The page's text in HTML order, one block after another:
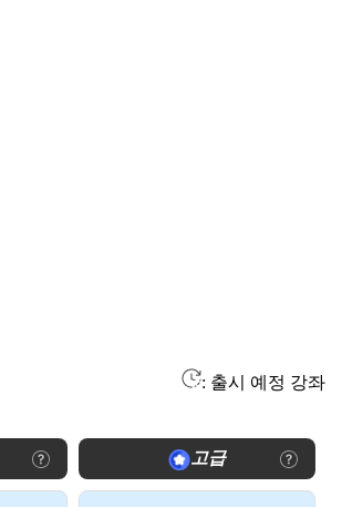
: 출시 예정 강좌
고급